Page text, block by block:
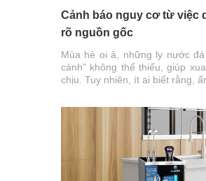
Cảnh báo nguy cơ từ việc
rõ nguồn gốc
Mùa hè oi ả, những ly nước
cánh” không thể thiếu, giúp
chịu. Tuy nhiên, ít ai biết rằng, ẩn